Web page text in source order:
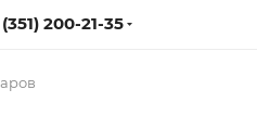
200-21-35